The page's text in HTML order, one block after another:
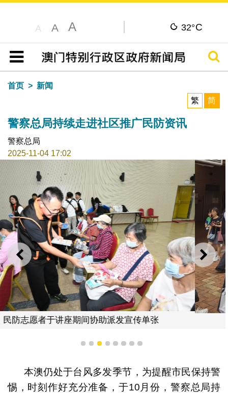
A A A 32°C
目录
搜寻
首页
新闻
繁
简
警察总局持续走进社区推广民防资讯
警察总局
2025-11-04 17:02
上一则 下一
局方带领一众居民亲身进行撤离演练
1 2 3 4 5 6 7 8
本澳仍处于台风多发季节，为提醒市民保持警
惕，时刻作好充分准备，于10月份，警察总局持